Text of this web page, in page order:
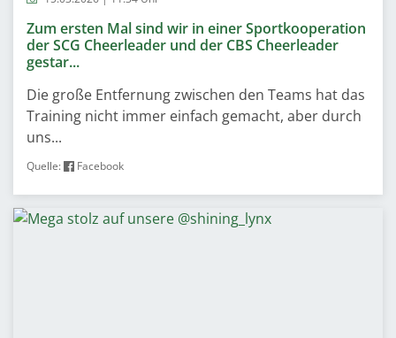
Zum ersten Mal sind wir in einer Sportkooperation
der SCG Cheerleader und der CBS Cheerleader
gestar...
Die große Entfernung zwischen den Teams hat das
Training nicht immer einfach gemacht, aber durch
uns...
Quelle: Facebook